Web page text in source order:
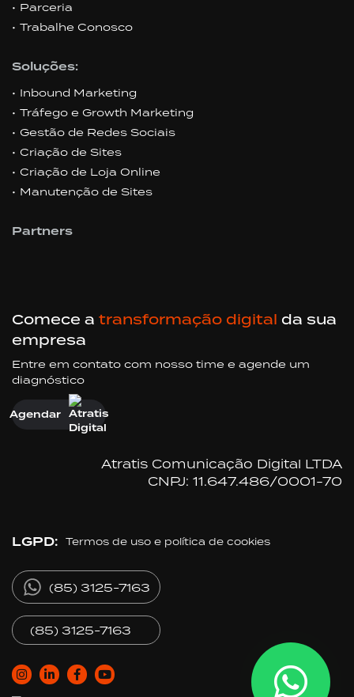
Parceria
Trabalhe Conosco
Soluções:
Inbound Marketing
Tráfego e Growth Marketing
Gestão de Redes Sociais
Criação de Sites
Criação de Loja Online
Manutenção de Sites
Partners
Comece a transformação digital da sua
empresa
Entre em contato com nosso time e agende um
diagnóstico
Agendar
Atratis Comunicação Digital LTDA
CNPJ: 11.647.486/0001-70
LGPD: Termos de uso e política de cookies
(85) 3125-7163
(85) 3125-7163